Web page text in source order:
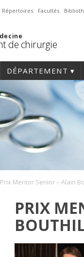
Répertoires Facultés
de chirurgie
DÉPARTEMENT
PRIX